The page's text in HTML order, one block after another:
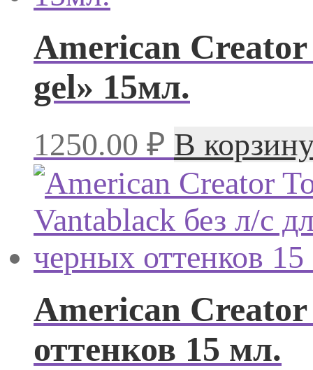
American Creator
gel» 15мл.
1250.00 ₽ В
American Creator
оттенков 15 мл.